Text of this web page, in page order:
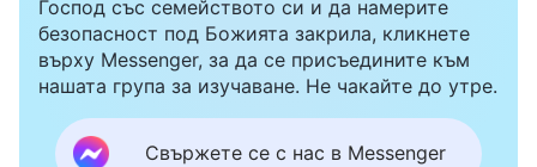
Господ със семейството си и да намерите
безопасност под Божията закрила, кликнете
върху Messenger, за да се присъедините към
нашата група за изучаване. Не чакайте до утре.
Свържете се с нас в Messenger